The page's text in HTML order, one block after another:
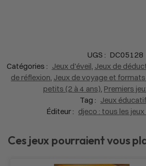
UGS : DC05128
Catégories : Jeux d'éveil Jeux de
de réflexion Jeux de voyage et
petits (2 à 4 ans) Premiers
Tag : Jeux
Éditeur : djeco : tous les
Ces jeux pourraient vous